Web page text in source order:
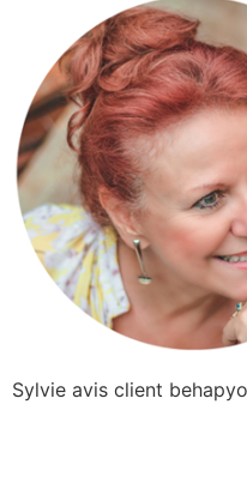
Sylvie avis client